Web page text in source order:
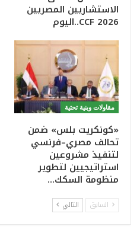
الاستشاريين المصريين
CCF 2026..اليوم
مقاولات وبنية تحتية
«كونكريت بلس» ضمن
تحالف مصري–فرنسي
لتنفيذ مشروعين
استراتيجيين لتطوير
منظومة السكك…
السابق التالي